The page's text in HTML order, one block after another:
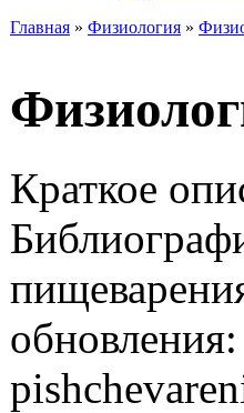
Главная » Физиология »
Краткое